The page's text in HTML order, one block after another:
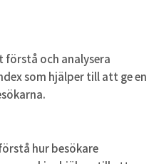
förstå och analysera
som hjälper till att ge en
hur besökare